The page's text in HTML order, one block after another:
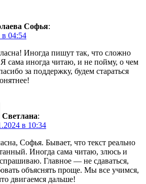
Софья:
в 04:54
Иногда пишут так, что сложно
сама иногда читаю, и не пойму, о чем
за поддержку, будем стараться
Светлана:
в 10:34
Софья. Бывает, что текст реально
Иногда сама читаю, злюсь и
Главное — не сдаваться,
объяснять проще. Мы все учимся,
двигаемся дальше!